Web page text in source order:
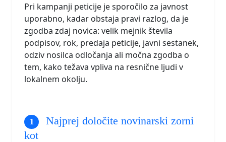
Pri kampanji peticije je sporočilo za javnost
uporabno, kadar obstaja pravi razlog, da je
zgodba zdaj novica: velik mejnik števila
podpisov, rok, predaja peticije, javni sestanek,
odziv nosilca odločanja ali močna zgodba o
tem, kako težava vpliva na resnične ljudi v
lokalnem okolju.
Najprej določite novinarski zorni
kot